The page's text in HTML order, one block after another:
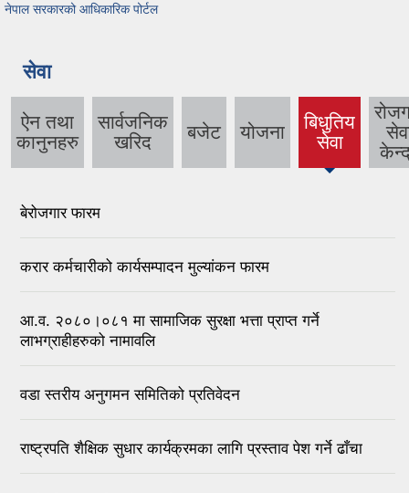
नेपाल सरकारको आधिकारिक पोर्टल
सेवा
ऐन तथा
कानुनहरु
सार्वजनिक
खरिद
बजेट योजना
बिधुतिय
सेवा
(active
बेरोजगार फारम
करार कर्मचारीको कार्यसम्पादन मुल्यांकन फारम
आ.व. २०८०।०८१ मा सामाजिक सुरक्षा भत्ता प्राप्त गर्ने
लाभग्राहीहरुको नामावलि
वडा स्तरीय अनुगमन समितिको प्रतिवेदन
राष्ट्रपति शैक्षिक सुधार कार्यक्रमका लागि प्रस्ताव पेश गर्ने ढाँचा